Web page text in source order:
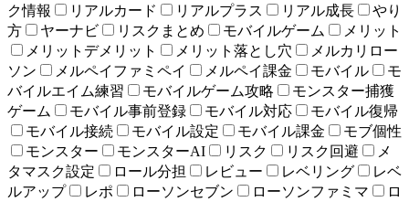
ク情報
リアルカード リアルプラス リアル成長
やり
方
ヤーナビ リスクまとめ モバイルゲーム
メリット
メリットデメリット
メリット落とし穴
メルカリロー
ソン
メルペイファミペイ メルペイ課金 モバイル
モ
バイルエイム練習
モバイルゲーム攻略
モンスター捕獲
ゲーム
モバイル事前登録 モバイル対応
モバイル復帰
モバイル接続
モバイル設定 モバイル課金
モブ個性
モンスター
モンスターAI リスク リスク回避
メ
タマスク設定
ロール分担 レビュー レベリング
レベ
ルアップ
レポ ローソンセブン ローソンファミマ
ロ